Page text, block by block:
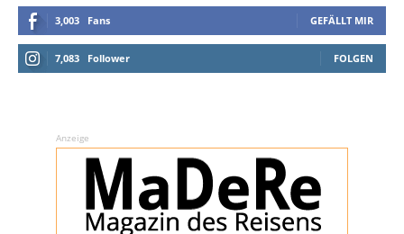
3,003 Fans GEFÄLLT MIR
7,083 Follower FOLGEN
Anzeige